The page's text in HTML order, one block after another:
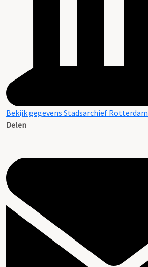
Bekijk gegevens Stadsarchief Rotterdam
Delen